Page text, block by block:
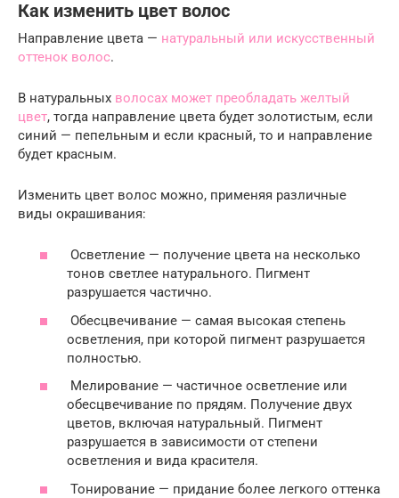
Как изменить цвет волос
Направление цвета — натуральный или искусственный
оттенок волос.
В натуральных волосах может преобладать желтый
цвет, тогда направление цвета будет золотистым, если
синий — пепельным и если красный, то и направление
будет красным.
Изменить цвет волос можно, применяя различные
виды окрашивания:
Осветление — получение цвета на несколько
тонов светлее натурального. Пигмент
разрушается частично.
Обесцвечивание — самая высокая степень
осветления, при которой пигмент разрушается
полностью.
Мелирование — частичное осветление или
обесцвечивание по прядям. Получение двух
цветов, включая натуральный. Пигмент
разрушается в зависимости от степени
осветления и вида красителя.
Тонирование — придание более легкого оттенка